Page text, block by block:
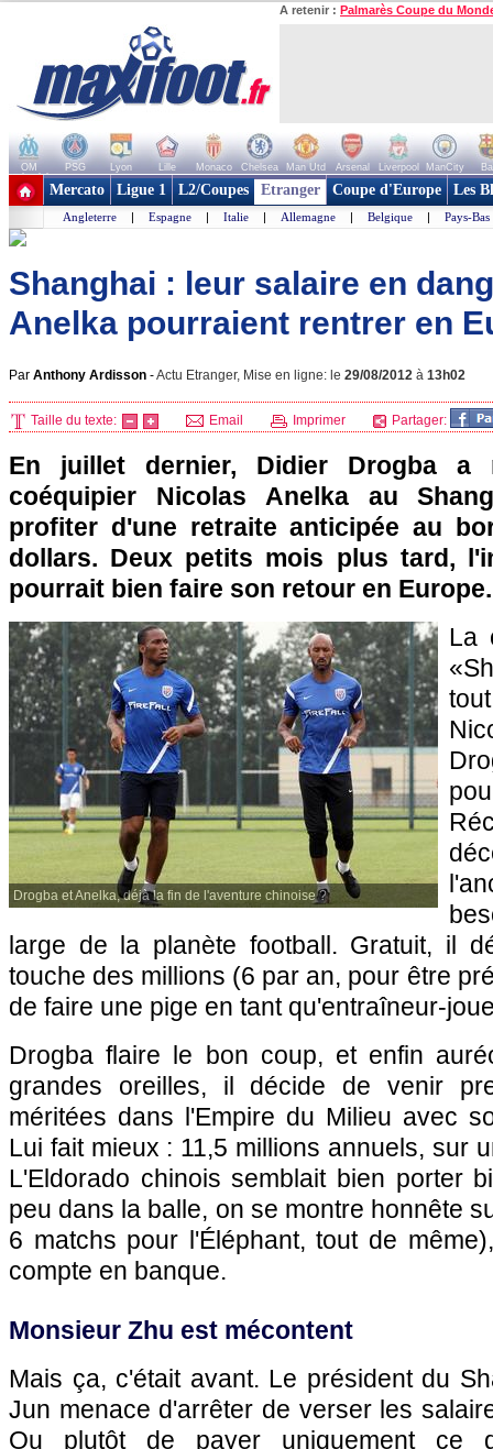
A retenir : Palmarès Coupe du
OM PSG Lyon Lille Monaco Chelsea Man Utd Arsenal Liverpool ManCity
+ de clubs
Mercato Ligue 1 L2/Coupes Etranger Coupe d'Europe Les
Angleterre | Espagne | Italie | Allemagne | Belgique | Pays-Bas
Shanghai : leur salaire en
Anelka pourraient rentrer en
Par Anthony Ardisson -Actu Etranger, Mise en ligne: le 29/08/2012 à 13h02
Taille du texte: Email Imprimer Partager:
En juillet dernier, Didier Drogba a
coéquipier Nicolas Anelka au
profiter d'une retraite anticipée au
dollars. Deux petits mois plus tard,
pourrait bien faire son retour en
Drogba et Anelka, déjà la fin de l'aventure chinoise ?
La
large de la planète football. Gratuit, il
touche des millions (6 par an, pour être
de faire une pige en tant qu'entraîneur-
Drogba flaire le bon coup, et enfin auré
grandes oreilles, il décide de venir
méritées dans l'Empire du Milieu avec
Lui fait mieux : 11,5 millions annuels, sur
L'Eldorado chinois semblait bien porter
peu dans la balle, on se montre honnête
6 matchs pour l'Éléphant, tout de
compte en banque.
Monsieur Zhu est mécontent
Mais ça, c'était avant. Le président du
Jun menace d'arrêter de verser les
Ou plutôt de payer uniquement